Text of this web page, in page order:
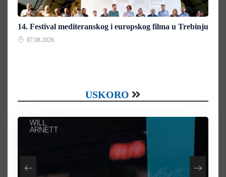
14. Festival mediteranskog i europskog filma u Trebinju
07.08.2026.
USKORO